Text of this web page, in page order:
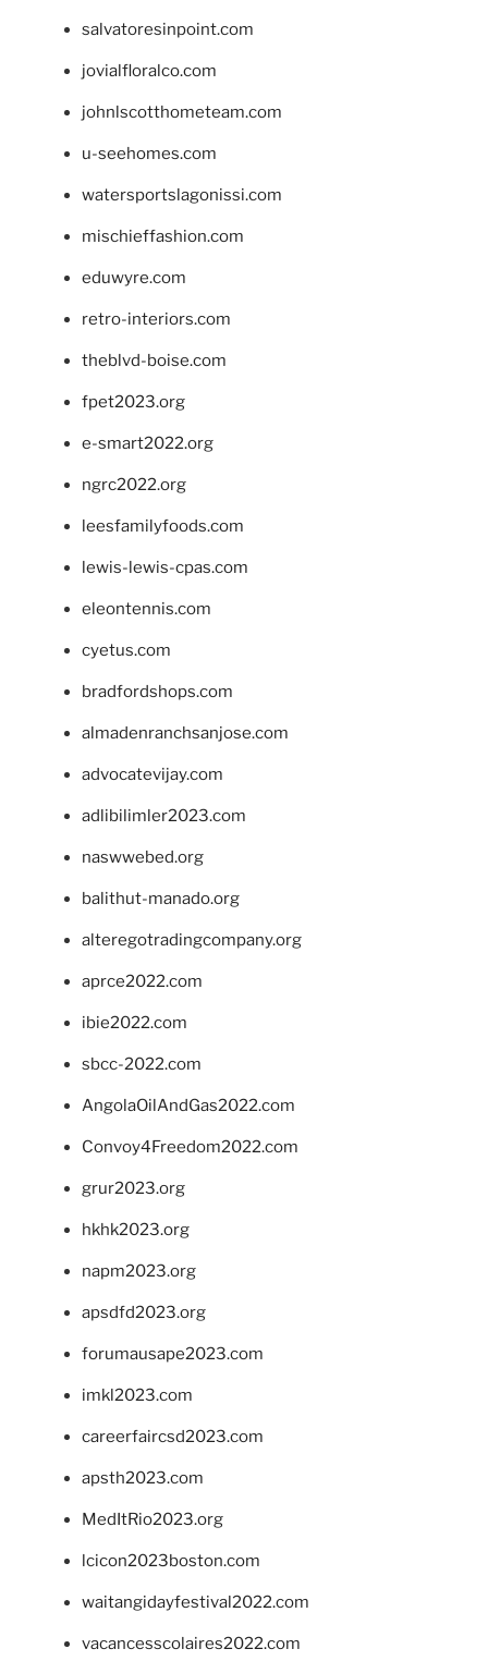
salvatoresinpoint.com
jovialfloralco.com
johnlscotthometeam.com
u-seehomes.com
watersportslagonissi.com
mischieffashion.com
eduwyre.com
retro-interiors.com
theblvd-boise.com
fpet2023.org
e-smart2022.org
ngrc2022.org
leesfamilyfoods.com
lewis-lewis-cpas.com
eleontennis.com
cyetus.com
bradfordshops.com
almadenranchsanjose.com
advocatevijay.com
adlibilimler2023.com
naswwebed.org
balithut-manado.org
alteregotradingcompany.org
aprce2022.com
ibie2022.com
sbcc-2022.com
AngolaOilAndGas2022.com
Convoy4Freedom2022.com
grur2023.org
hkhk2023.org
napm2023.org
apsdfd2023.org
forumausape2023.com
imkl2023.com
careerfaircsd2023.com
apsth2023.com
MedItRio2023.org
lcicon2023boston.com
waitangidayfestival2022.com
vacancesscolaires2022.com